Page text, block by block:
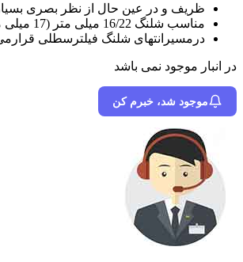
ظریف و در عین حال از نظر بصری
مناسب شلنگ 16/22 میلی متر (17 میلی متر)
درمسیرانتهای شلنگ فیلترسطلی
در انبار موجود نمی باشد
موجود شد، خبرم کن